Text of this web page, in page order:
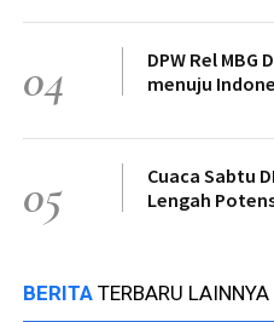
04
DPW Rel MBG
menuju
05
Cuaca Sabtu
Lengah
BERITA TERBARU LAINNYA